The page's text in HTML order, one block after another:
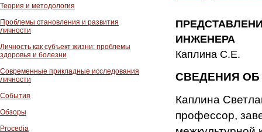
Теория и методология
Проблемы становления и развития
личности
Личность как субъект жизни: проблемы
здоровья и болезни
Современные прикладные исследования
личности
События
Обзоры
Procedia
ИНЖЕНЕРА
Каплина С.Е.
СВЕДЕНИЯ ОБ
Каплина
профессор,